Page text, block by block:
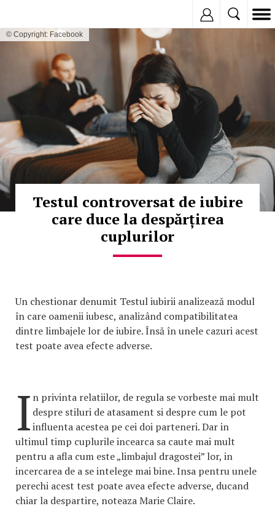
© Copyright: Facebook
Testul controversat de iubire
care duce la despărțirea
cuplurilor
Un chestionar denumit Testul iubirii analizează modul
în care oamenii iubesc, analizând compatibilitatea
dintre limbajele lor de iubire. Însă în unele cazuri acest
test poate avea efecte adverse.
I n privinta relatiilor, de regula se vorbeste mai mult
despre stiluri de atasament si despre cum le pot
influenta acestea pe cei doi parteneri. Dar in
ultimul timp cuplurile incearca sa caute mai mult
pentru a afla cum este „limbajul dragostei” lor, in
incercarea de a se intelege mai bine. Insa pentru unele
perechi acest test poate avea efecte adverse, ducand
chiar la despartire, noteaza Marie Claire.